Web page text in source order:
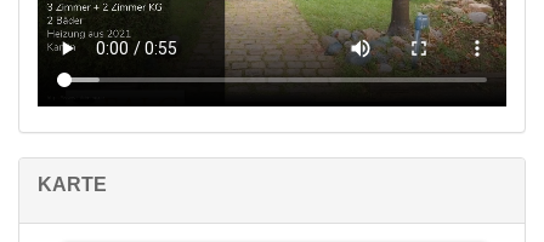
persönliche Schätze bieten. Ergänzt wird dieser Bereich durch
eine weitere verschließbare kleine Abseite.
Zudem beherbergt der Keller einen separaten Heizungskeller
und eine geräumige Waschküche, die mit Regalen und allen
Raum, der mit etwas Kreativität unterschiedlich genutzt werden
oder Hobbybereich sowie ein weiterer Nebenraum. Beide Räume
KARTE